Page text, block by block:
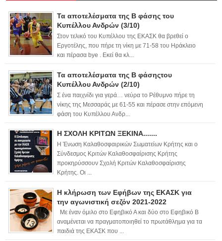
Τα αποτελέσματα της Β φάσης του
Κυπέλλου Ανδρών (3/10)
Στον τελικό του Κυπέλλου της ΕΚΑΣΚ θα βρεθεί ο
Εργοτέλης, που πήρε τη νίκη με 71-58 του Ηράκλειο
και πέρασα bye . Εκεί θα κλ...
Τα αποτελέσματα της Β φάσηςτου
Κυπέλλου Ανδρών (2/10)
Σ ένα παιχνίδι για γερά… νεύρα το Ρέθυμνο πήρε τη
νίκης της Μεσσαράς με 61-55 και πέρασε στην επόμενη
φάση του Κυπέλλου Ανδρ...
Η ΣΧΟΛΗ ΚΡΙΤΩΝ ΞΕΚΙΝΑ.......
Η Ένωση Καλαθοσφαιρικών Σωματείων Κρήτης και ο
Σύνδεσμος Κριτών Καλαθοσφαίρισης Κρήτης
προκηρύσσουν Σχολή Κριτών Καλαθοσφαίρισης
Κρήτης. Οι ...
Η κλήρωση των Εφήβων της ΕΚΑΣΚ για
την αγωνιστική σεζόν 2021-2022
Με έναν όμιλο στο Εφηβικό Α και δύο στο Εφηβικό Β
αναμένεται να πραγματοποιηθεί το πρωτάθλημα για τα
παιδιά της ΕΚΑΣΚ που ...